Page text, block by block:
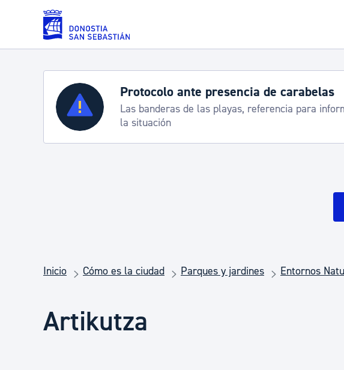
Saltar al contenido principal
Servicios
Padrón y asuntos personales
Seguridad ciudadana y emergencias
Salud Pública, animales y consumo
Semana Grande 2026: programa
8-15 agosto
Inicio Cómo es la ciudad Parques y jardines Entornos
Artikutza